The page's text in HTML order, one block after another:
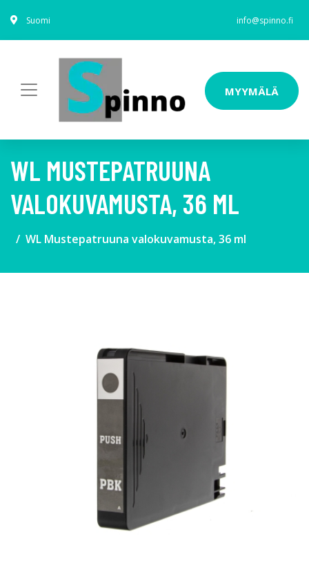
Suomi info@spinno.fi
MYYMÄLÄ
WL MUSTEPATRUUNA
VALOKUVAMUSTA, 36 ML
WL Mustepatruuna valokuvamusta, 36 ml